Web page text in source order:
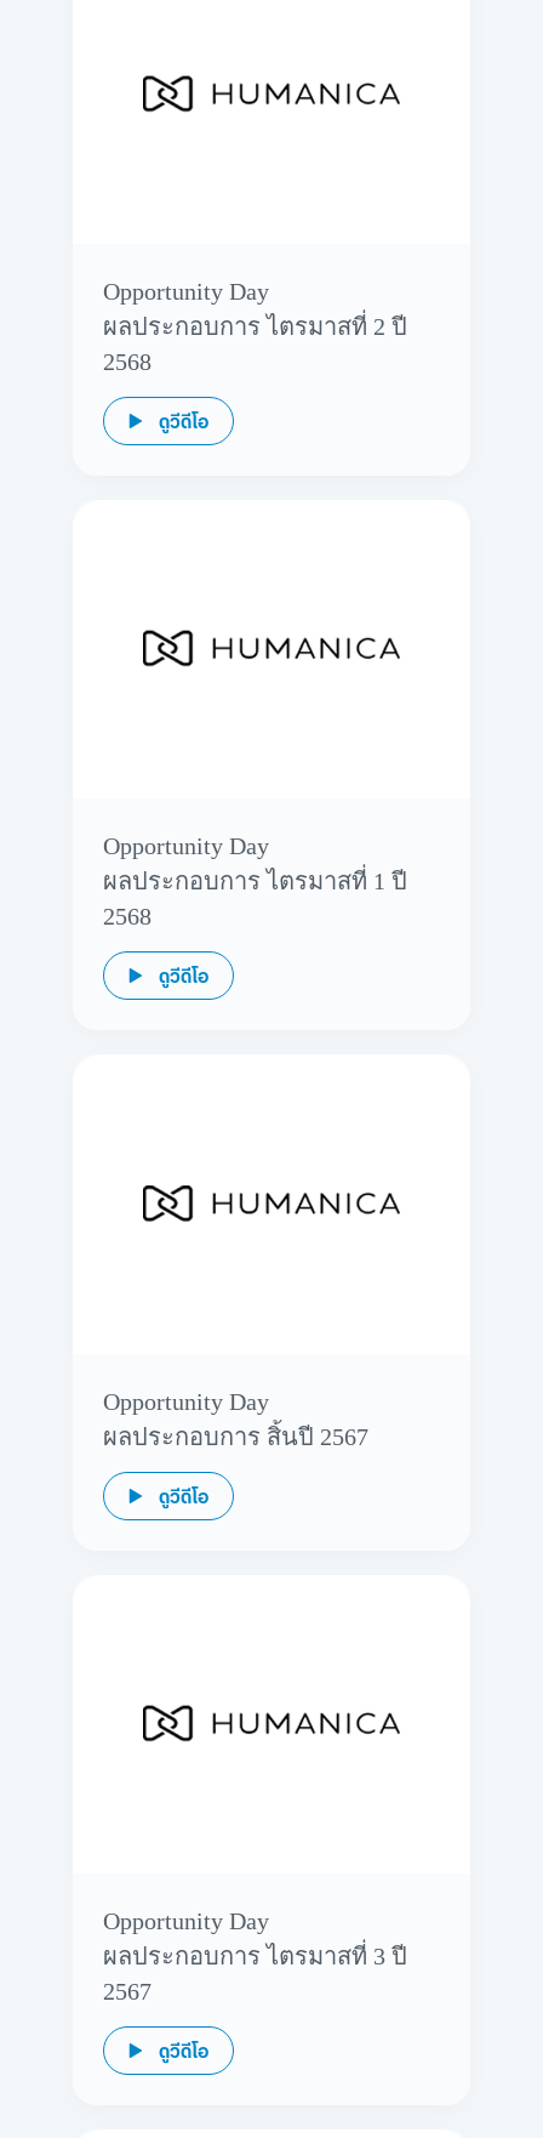
Opportunity Day
ผลประกอบการ ไตรมาสที่ 2 ปี
2568
ดูวีดีโอ
Opportunity Day
ผลประกอบการ ไตรมาสที่ 1 ปี
2568
ดูวีดีโอ
Opportunity Day
ผลประกอบการ สิ้นปี 2567
ดูวีดีโอ
Opportunity Day
ผลประกอบการ ไตรมาสที่ 3 ปี
2567
ดูวีดีโอ